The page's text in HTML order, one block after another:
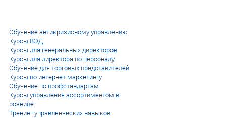
Обучение антикризисному управлению
Курсы ВЭД
Курсы для генеральных директоров
Курсы для директора по персоналу
Обучение для торговых представителей
Курсы по интернет маркетингу
Обучение по профстандартам
Курсы управления ассортиментом в
рознице
Тренинг управленческих навыков